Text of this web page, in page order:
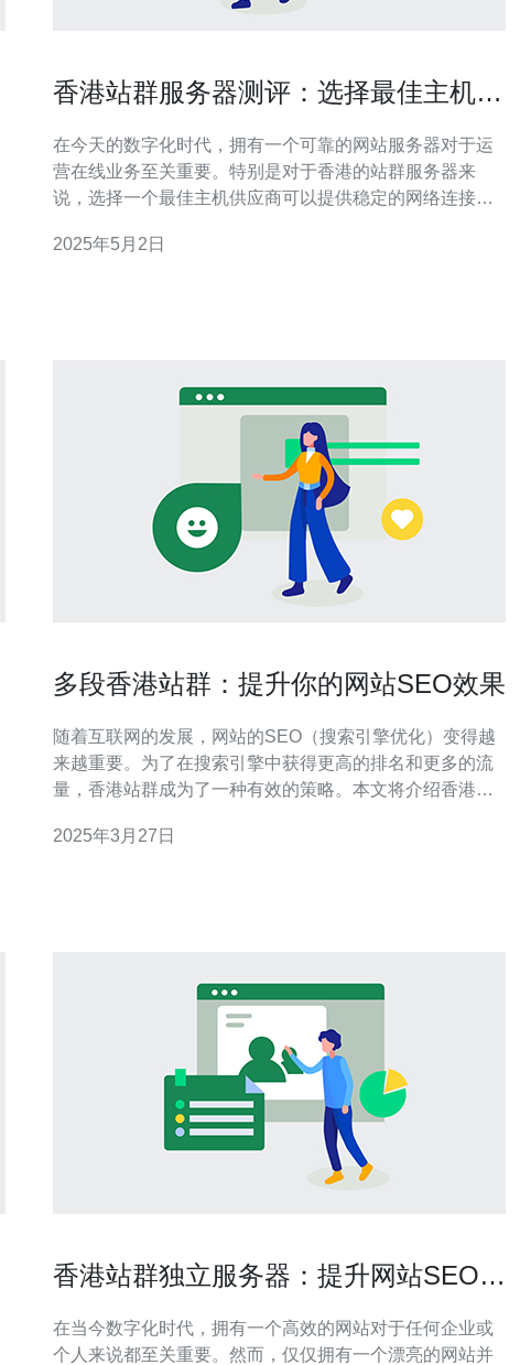
香港站群服务器测评：选择最佳主机供
在今天的数字化时代，拥有一个可靠的网站服务器对于运
营在线业务至关重要。特别是对于香港的站群服务器来
说，选择一个最佳主机供应商可以提供稳定的网络连接和
文将对香港站群服务器的测评和如何选择最佳主机供应商
2025年5月2日
多段香港站群：提升你的网站SEO效果
随着互联网的发展，网站的SEO（搜索引擎优化）变得越
来越重要。为了在搜索引擎中获得更高的排名和更多的流
量，香港站群成为了一种有效的策略。本文将介绍香港站
SEO效果。 香港站群是指在香港建立多个与主站相关的子
2025年3月27日
香港站群独立服务器：提升网站SEO效
在当今数字化时代，拥有一个高效的网站对于任何企业或
个人来说都至关重要。然而，仅仅拥有一个漂亮的网站并